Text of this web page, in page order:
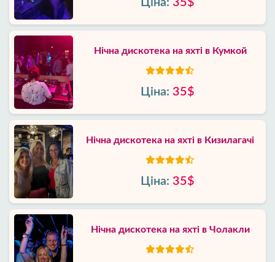
Ціна: 35$
Нічна дискотека на яхті в Кумкой
Ціна: 35$
Нічна дискотека на яхті в Кизилагачі
Ціна: 35$
Нічна дискотека на яхті в Чолакли